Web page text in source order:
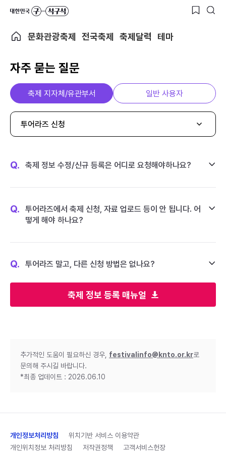
문화관광축제 전국축제 축제달력 테마
자주 묻는 질문
축제 정보 등록 매뉴얼
축제 지자체/유관부서 일반 사용자
투어라즈 신청
Q. 축제 정보 수정/신규 등록은 어디로 요청해야하나요?
Q.
투어라즈에서 축제 신청, 자료 업로드 등이 안 됩니다. 어
떻게 해야 하나요?
Q. 투어라즈 말고, 다른 신청 방법은 없나요?
추가적인 도움이 필요하신 경우, festivalinfo@knto.or.kr로
문의해 주시길 바랍니다.
*최종 업데이트 : 2026.06.10
개인정보처리방침
위치기반 서비스 이용약관
개인위치정보 처리방침
저작권정책 고객서비스헌장